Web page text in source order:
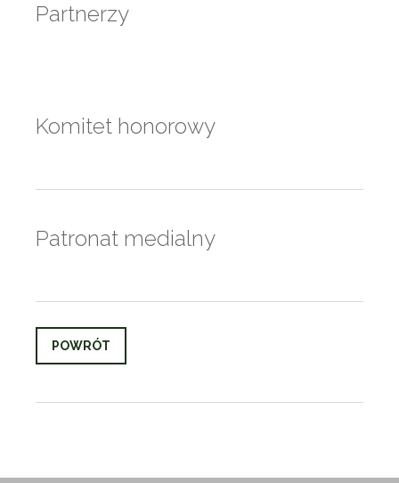
Partnerzy
Komitet honorowy
Patronat medialny
POWRÓT